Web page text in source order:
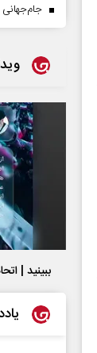
جام‌جهانی
ببینید |